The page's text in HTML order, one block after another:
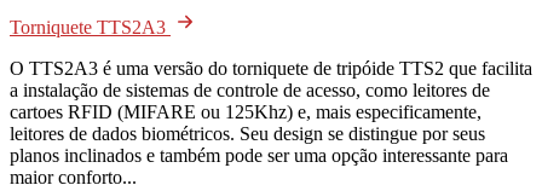
Torniquete TTS2A3
O TTS2A3 é uma versão do torniquete de tripóide TTS2 que facilita
a instalação de sistemas de controle de acesso, como leitores de
cartoes RFID (MIFARE ou 125Khz) e, mais especificamente,
leitores de dados biométricos. Seu design se distingue por seus
planos inclinados e também pode ser uma opção interessante para
maior conforto...